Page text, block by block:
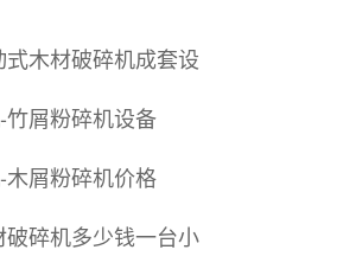
木材破碎机成套设
屑粉碎机设备
屑粉碎机价格
碎机多少钱一台小